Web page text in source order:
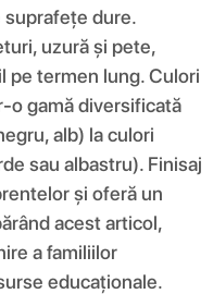
dure.
uzură și pete,
pe termen lung. Culori
o gamă diversificată
alb) la culori
sau albastru). Finisaj
și oferă un
acest articol,
a familiilor
educaționale.